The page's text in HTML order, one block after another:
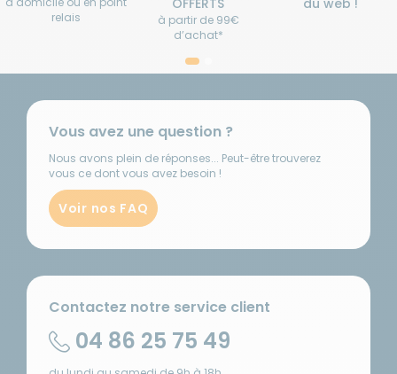
relais
OFFERTS
à partir de 99€
d’achat*
du web !
Vous avez une question ?
Nous avons plein de réponses... Peut-être trouverez
vous ce dont vous avez besoin !
Voir nos FAQ
Contactez notre service client
04 86 25 75 49